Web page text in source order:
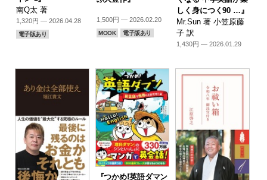
南Q太 著
1,320円 — 2026.04.28
電子版あり
1,500円 — 2026.02.20
MOOK 電子版あり
しく身につく90 …』
Mr.Sun 著 小笠原藤
子 訳
1,430円 — 2026.01.29
『つかめ!英語ダマン